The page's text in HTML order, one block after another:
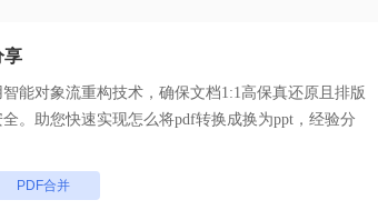
享
能对象流重构技术，确保文档1:1高保真还原且排版
保障隐私安全。助您快速实现怎么将pdf转换成换为ppt，经验分
PDF合并